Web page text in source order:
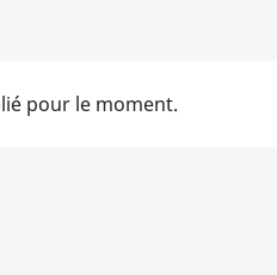
pour le moment.